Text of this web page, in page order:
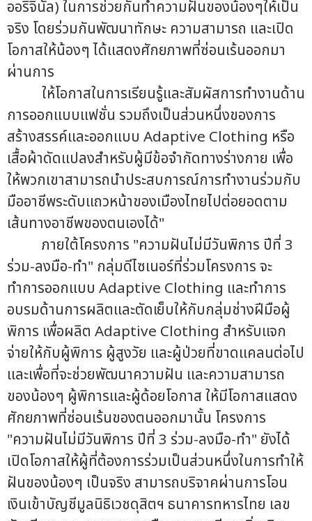
ออริจินัล) ในการช่วยกันทำความฝันของน้องๆให้เป็น
จริง โดยร่วมกันพัฒนาทักษะ ความสามารถ และเปิด
โอกาสให้น้องๆ ได้แสดงศักยภาพที่ซ่อนเร้นออกมา
ผ่านการ
ให้โอกาสในการเรียนรู้และสัมผัสการทำงานด้าน
การออกแบบแฟชั่น รวมถึงเป็นส่วนหนึ่งของการ
สร้างสรรค์และออกแบบ Adaptive Clothing หรือ
เสื้อผ้าดัดแปลงสำหรับผู้มีข้อจำกัดทางร่างกาย เพื่อ
ให้พวกเขาสามารถนำประสบการณ์การทำงานร่วมกับ
มืออาชีพระดับแถวหน้าของเมืองไทยไปต่อยอดตาม
เส้นทางอาชีพของตนเองได้"
ภายใต้โครงการ "ความฝันไม่มีวันพิการ ปีที่ 3
ร่วม-ลงมือ-ทำ" กลุ่มดีไซเนอร์ที่ร่วมโครงการ จะ
ทำการออกแบบ Adaptive Clothing และทำการ
อบรมด้านการผลิตและตัดเย็บให้กับกลุ่มช่างฝีมือผู้
พิการ เพื่อผลิต Adaptive Clothing สำหรับแจก
จ่ายให้กับผู้พิการ ผู้สูงวัย และผู้ป่วยที่ขาดแคลนต่อไป
และเพื่อที่จะช่วยพัฒนาความฝัน และความสามารถ
ของน้องๆ ผู้พิการและผู้ด้อยโอกาส ให้มีโอกาสแสดง
ศักยภาพที่ซ่อนเร้นของตนออกมานั้น โครงการ
"ความฝันไม่มีวันพิการ ปีที่ 3 ร่วม-ลงมือ-ทำ" ยังได้
เปิดโอกาสให้ผู้ที่ต้องการร่วมเป็นส่วนหนึ่งในการทำให้
ฝันของน้องๆ เป็นจริง สามารถบริจาคผ่านการโอน
เงินเข้าบัญชีมูลนิธิเวชดุสิตฯ ธนาคารทหารไทย เลข